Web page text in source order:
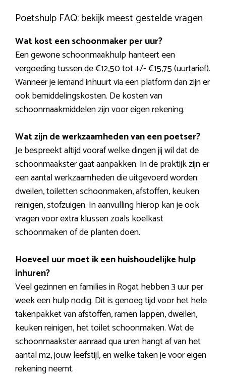
Poetshulp FAQ: bekijk meest gestelde vragen
Wat kost een schoonmaker per uur?
Een gewone schoonmaakhulp hanteert een
vergoeding tussen de €12,50 tot +/- €15,75 (uurtarief).
Wanneer je iemand inhuurt via een platform dan zijn er
ook bemiddelingskosten. De kosten van
schoonmaakmiddelen zijn voor eigen rekening.
Wat zijn de werkzaamheden van een poetser?
Je bespreekt altijd vooraf welke dingen jij wil dat de
schoonmaakster gaat aanpakken. In de praktijk zijn er
een aantal werkzaamheden die uitgevoerd worden:
dweilen, toiletten schoonmaken, afstoffen, keuken
reinigen, stofzuigen. In aanvulling hierop kan je ook
vragen voor extra klussen zoals koelkast
schoonmaken of de planten doen.
Hoeveel uur moet ik een huishoudelijke hulp
inhuren?
Veel gezinnen en families in Rogat hebben 3 uur per
week een hulp nodig. Dit is genoeg tijd voor het hele
takenpakket van afstoffen, ramen lappen, dweilen,
keuken reinigen, het toilet schoonmaken. Wat de
schoonmaakster aanraad qua uren hangt af van het
aantal m2, jouw leefstijl, en welke taken je voor eigen
rekening neemt.